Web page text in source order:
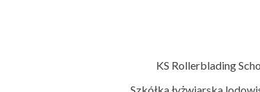
KS Rollerblading